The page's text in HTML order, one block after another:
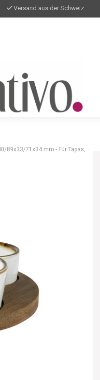
Versand aus der Schweiz
89x33/71x34 mm - Für Tapas,